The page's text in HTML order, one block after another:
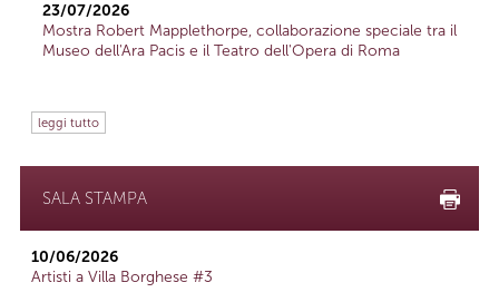
23/07/2026
Mostra Robert Mapplethorpe, collaborazione speciale tra il
Museo dell'Ara Pacis e il Teatro dell'Opera di Roma
leggi tutto
SALA STAMPA
10/06/2026
Artisti a Villa Borghese #3